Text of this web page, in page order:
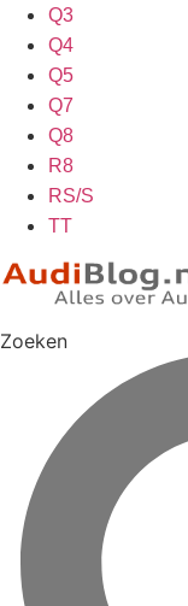
Q3
Q4
Q5
Q7
Q8
R8
RS/S
TT
Zoeken